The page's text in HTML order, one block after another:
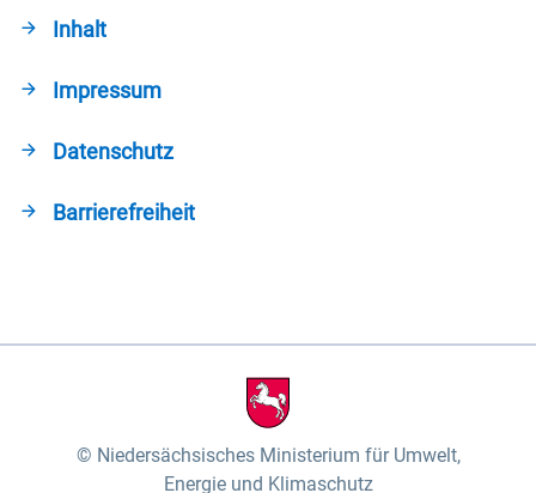
Inhalt
Impressum
Datenschutz
Barrierefreiheit
Niedersächsisches Ministerium für Umwelt,
Energie und Klimaschutz